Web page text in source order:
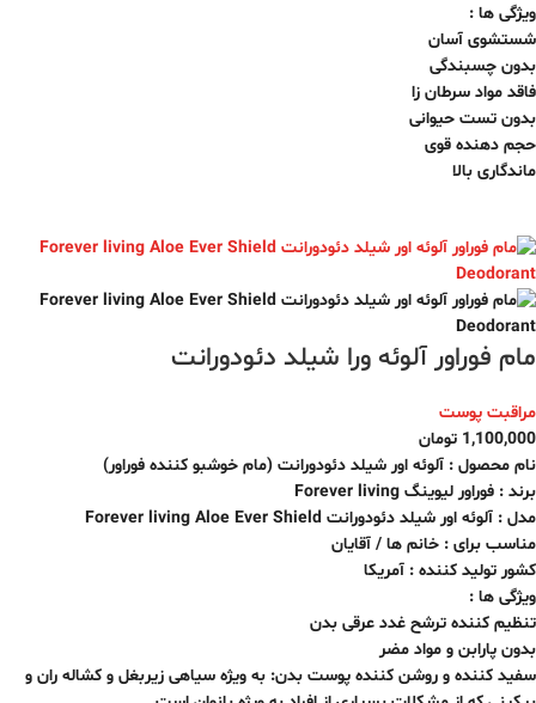
ویژگی ها :
شستشوی آسان
بدون چسبندگی
فاقد مواد سرطان زا
بدون تست حیوانی
حجم دهنده قوی
ماندگاری بالا
مام فوراور آلوئه ورا شیلد دئودورانت
مراقبت پوست
1,100,000 تومان
نام محصول : آلوئه اور شیلد دئودورانت (مام خوشبو کننده فوراور)
برند : فوراور لیوینگ Forever living
مدل : آلوئه اور شیلد دئودورانت Forever living Aloe Ever Shield
مناسب برای : خانم ها / آقایان
کشور تولید کننده : آمریکا
ویژگی ها :
تنظیم کننده ترشح غدد عرقی بدن
بدون پارابن و مواد مضر
سفید کننده و روشن کننده پوست بدن: به ویژه سیاهی زیربغل و کشاله ران و